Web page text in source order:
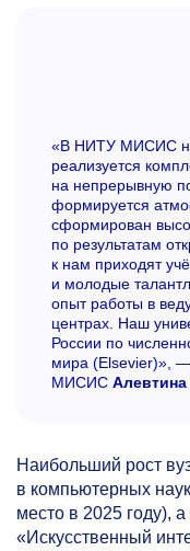
«В НИТУ МИСИС
реализуется
на непрерывную
формируется
сформирован
по результатам
к нам приходят
и молодые
опыт работы в
центрах. Наш
России по
мира (Elsevier)», —
МИСИС
Наибольший рост
в компьютерных
место в 2025 году),
«Искусственный